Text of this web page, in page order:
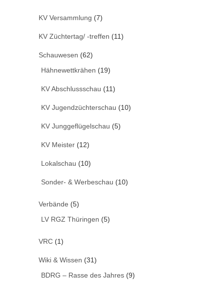
KV Versammlung (7)
KV Züchtertag/ -treffen (11)
Schauwesen (62)
Hähnewettkrähen (19)
KV Abschlussschau (11)
KV Jugendzüchterschau (10)
KV Junggeflügelschau (5)
KV Meister (12)
Lokalschau (10)
Sonder- & Werbeschau (10)
Verbände (5)
LV RGZ Thüringen (5)
VRC (1)
Wiki & Wissen (31)
BDRG – Rasse des Jahres (9)